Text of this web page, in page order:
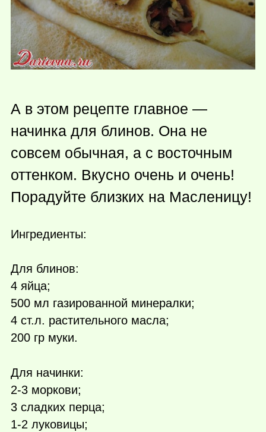
А в этом рецепте главное —
начинка для блинов. Она не
совсем обычная, а с восточным
оттенком. Вкусно очень и очень!
Порадуйте близких на Масленицу!
Ингредиенты:
Для блинов:
4 яйца;
500 мл газированной минералки;­
4 ст.л. растительного масла;
200 гр муки.
Для начинки:
2-3 моркови;
3 сладких перца;
1-2 луковицы;